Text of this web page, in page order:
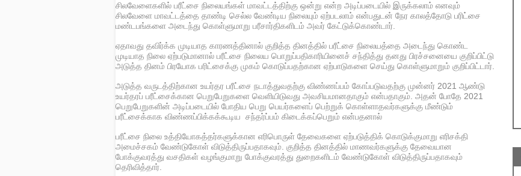
சிலவேளைகளில் பரீட்சை நிலையங்கள் மாவட்டத்திற்கு ஒன்று என்ற அடிப்படையில் இருக்கலாம் எனவும்
சிலவேளை மாவட்டத்தை தாண்டி செல்ல வேண்டிய நிலையும் ஏற்படலாம் என்பதுடன் நேர காலத்தோடு பரிட்சை
மண்டபங்களை அடைந்து கொள்ளுமாறு பரீசார்திகளிடம் அவர் கேட்டுக்கொண்டார்.
ஏதாவது தவிர்க்க முடியாத காரணத்தினால் குறித்த தினத்தில் பரீட்சை நிலையத்தை அடைந்து கொண்ட
முடியாத நிலை ஏற்படுமானால் பரீட்சை நிலைய பொறுப்பதிகாரியினைச் சந்தித்து தனது பிரச்சனையை குறிப்பிட்டு
அடுத்த தினம் பிரயோக பரிட்சைக்கு முகம் கொடுப்பதற்கான ஏற்பாடுகளை செய்து கொள்ளுமாறும் குறிப்பிட்டார்.
அடுத்த வருடத்திற்கான உயர்தர பரீட்சை நடாத்துவதற்கு விண்ணப்பம் கோப்படுவதற்கு முன்னர் 2021 ஆண்டு
உயர்தரப் பரீட்சைக்கான பெறுபேறுகளை வெளியிடுவது அவசியமானதாகும் என்பதாகும். அதன் போதே 2021
பெறுபேறுகளின் அடிப்படையில் போதிய பெறு பெயர்களைப் பெற்றுக் கொள்ளாதவர்களுக்கு மீண்டும்
பரீட்சைக்காக விண்ணப்பிக்கக்கூடிய சந்தர்ப்பம் கிடைக்கப்பெறும் என்பதனால்
பரீட்சை நிலை உத்தியோகத்தர்களுக்கான எரிபொருள் தேவைகளை ஏற்படுத்திக் கொடுக்குமாறு எரிசக்தி
அமைச்சகம் வேண்டுகோள் விடுத்திருப்பதாகவும். குறித்த தினத்தில் மாணவர்களுக்கு தேவையான
போக்குவரத்து வசதிகள் வழங்குமாறு போக்குவரத்து துறைகளிடம் வேண்டுகோள் விடுத்திருப்பதாகவும்
தெரிவித்தார்.